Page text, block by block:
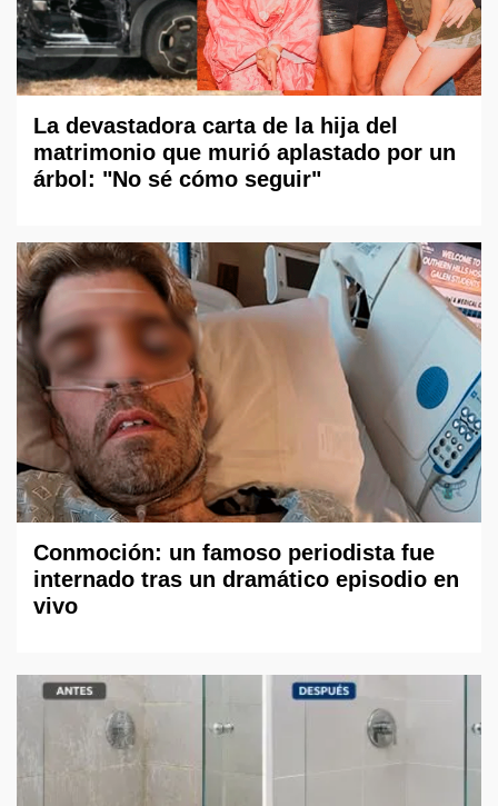
La devastadora carta de la hija del
matrimonio que murió aplastado por un
árbol: "No sé cómo seguir"
Conmoción: un famoso periodista fue
internado tras un dramático episodio en
vivo